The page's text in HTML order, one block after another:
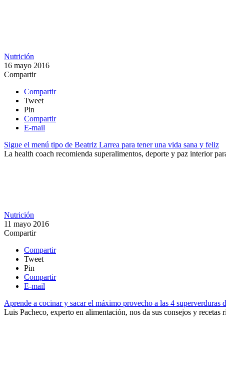
Nutrición
16 mayo 2016
Compartir
Compartir
Tweet
Pin
Compartir
E-mail
Sigue el menú tipo de Beatriz Larrea para tener una vida sana y feliz
​La health coach recomienda superalimentos, deporte y paz interior
Nutrición
11 mayo 2016
Compartir
Compartir
Tweet
Pin
Compartir
E-mail
Aprende a cocinar y sacar el máximo provecho a las 4 superverduras
Luis Pacheco, experto en alimentación, nos da sus consejos y recetas